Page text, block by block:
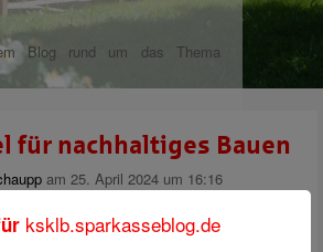
Blog rund um das Thema
für nachhaltiges Bauen
am 25. April 2024 um 16:16
Nach knapp 5 Jahren Bauzeit
ksklb.sparkasseblog.de